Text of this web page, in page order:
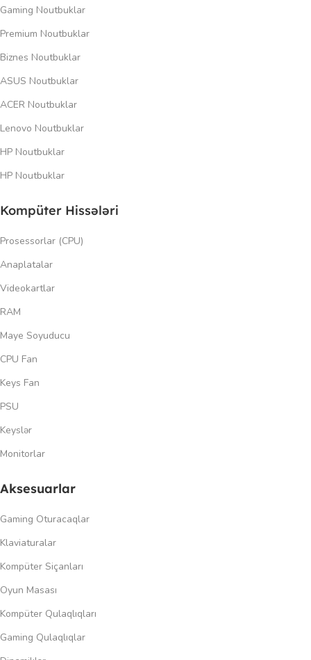
Gaming Noutbuklar
Premium Noutbuklar
Biznes Noutbuklar
ASUS Noutbuklar
ACER Noutbuklar
Lenovo Noutbuklar
HP Noutbuklar
HP Noutbuklar
Kompüter Hissələri
Prosessorlar (CPU)
Anaplatalar
Videokartlar
RAM
Maye Soyuducu
CPU Fan
Keys Fan
PSU
Keyslər
Monitorlar
Aksesuarlar
Gaming Oturacaqlar
Klaviaturalar
Kompüter Siçanları
Oyun Masası
Kompüter Qulaqlıqları
Gaming Qulaqlıqlar